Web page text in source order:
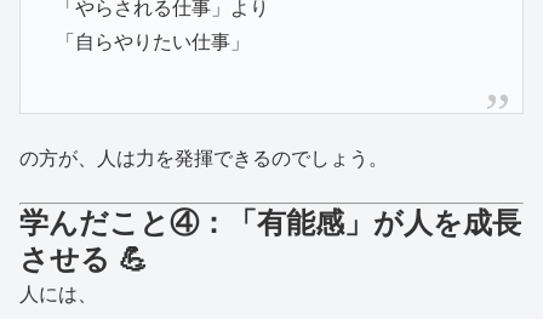
「やらされる仕事」より
「自らやりたい仕事」
の方が、人は力を発揮できるのでしょう。
学んだこと④：「有能感」が人を成長
させる 💪
人には、